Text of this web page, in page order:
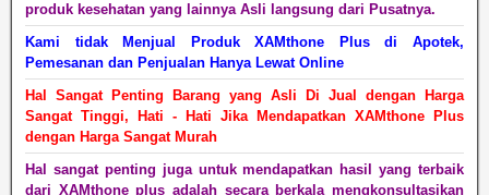
produk kesehatan yang lainnya Asli langsung dari Pusatnya.
Kami tidak Menjual Produk XAMthone Plus di Apotek,
Pemesanan dan Penjualan Hanya Lewat Online
Hal Sangat Penting Barang yang Asli Di Jual dengan Harga
Sangat Tinggi, Hati - Hati Jika Mendapatkan XAMthone Plus
dengan Harga Sangat Murah
Hal sangat penting juga untuk mendapatkan hasil yang terbaik
dari XAMthone plus adalah secara berkala mengkonsultasikan